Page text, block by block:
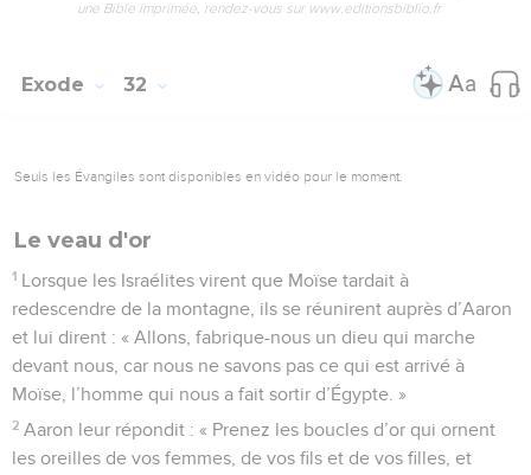
une Bible imprimée, rendez-vous sur www.editionsbiblio.fr
Exode 32
Seuls les Évangiles sont disponibles en vidéo pour le moment.
Le veau d'or
1 Lorsque les Israélites virent que Moïse tardait à
redescendre de la montagne, ils se réunirent auprès d’Aaron
et lui dirent : « Allons, fabrique-nous un dieu qui marche
devant nous, car nous ne savons pas ce qui est arrivé à
Moïse, l’homme qui nous a fait sortir d’Égypte. »
2 Aaron leur répondit : « Prenez les boucles d’or qui ornent
les oreilles de vos femmes, de vos fils et de vos filles, et